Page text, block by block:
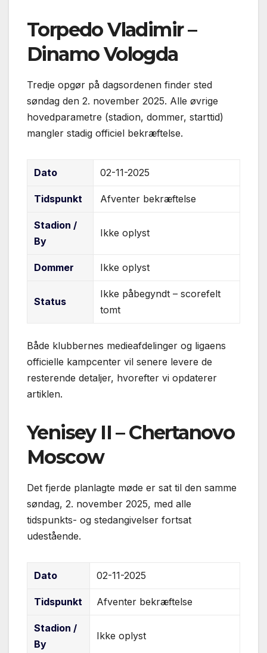
Torpedo Vladimir –
Dinamo Vologda
Tredje opgør på dagsordenen finder sted
søndag den 2. november 2025. Alle øvrige
hovedparametre (stadion, dommer, starttid)
mangler stadig officiel bekræftelse.
Dato 02-11-2025
Tidspunkt Afventer bekræftelse
Stadion /
By
Ikke oplyst
Dommer Ikke oplyst
Status
Ikke påbegyndt – scorefelt
tomt
Både klubbernes medieafdelinger og ligaens
officielle kampcenter vil senere levere de
resterende detaljer, hvorefter vi opdaterer
artiklen.
Yenisey II – Chertanovo
Moscow
Det fjerde planlagte møde er sat til den samme
søndag, 2. november 2025, med alle
tidspunkts- og stedangivelser fortsat
udestående.
Dato 02-11-2025
Tidspunkt Afventer bekræftelse
Stadion /
By
Ikke oplyst